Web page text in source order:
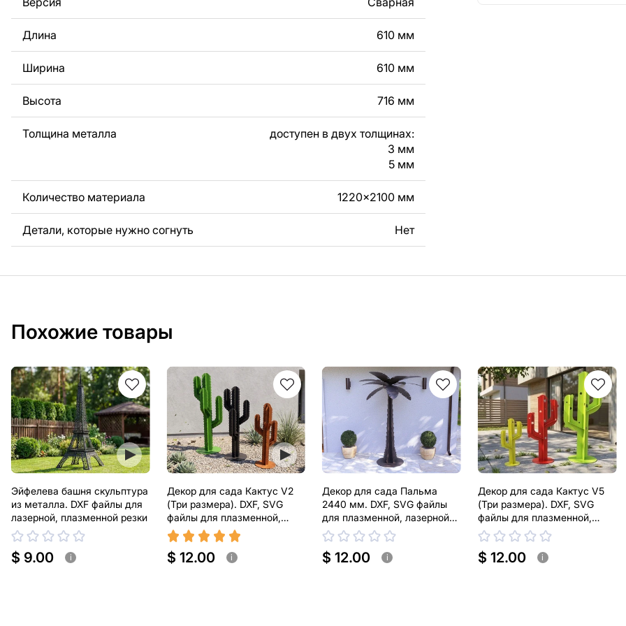
За дополнительную плату мы можем добавить любой текст, изображение,
логотип вашей компании или внести другие изменения в дизайн изделия.
Если вам нужно, чтобы мы выполнили индивидуальный чертеж изделия из
металла для вас, пожалуйста, свяжитесь с нами.
Если у вас остались вопросы или вам нужна помощь, свяжитесь с нами в
любое время, мы всегда готовы помочь.
Длина 610 мм
Ширина 610 мм
Высота 716 мм
Толщина металла
доступен в двух толщинах:
3 мм
5 мм
Количество материала 1220x2100 мм
Детали, которые нужно согнуть Нет
Похожие товары
Эйфелева башня скульптура
из металла. DXF файлы для
лазерной, плазменной резки
$ 9.00 i
Декор для сада Кактус V2
(Три размера). DXF, SVG
файлы для плазменной,
лазерной резки
$ 12.00 i
Декор для сада Пальма
2440 мм. DXF, SVG файлы
для плазменной, лазерной
резки
$ 12.00 i
Декор для сада Кактус V5
(Три размера). DXF, SVG
файлы для плазменной,
лазерной резки
$ 12.00 i